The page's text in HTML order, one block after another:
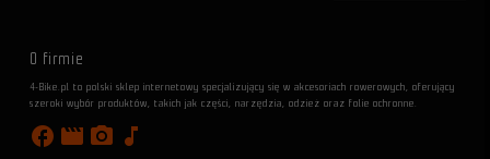
O firmie
4-Bike.pl to polski sklep internetowy specjalizujący się w akcesoriach rowerowych, oferujący
szeroki wybór produktów, takich jak części, narzędzia, odzież oraz folie ochronne.
facebook movie photo_camera music_note